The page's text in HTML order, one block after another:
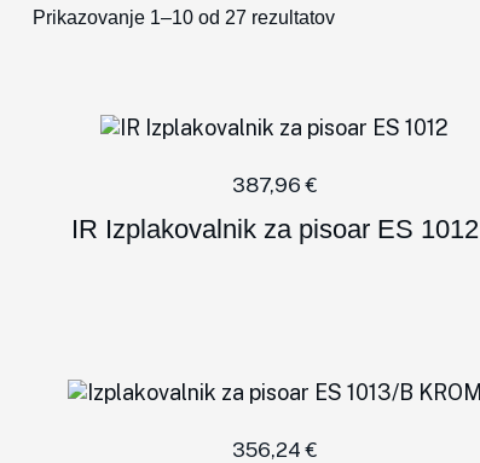
Prikazovanje 1–10 od 27 rezultatov
387,96€
IR Izplakovalnik za pisoar ES 1012
356,24€